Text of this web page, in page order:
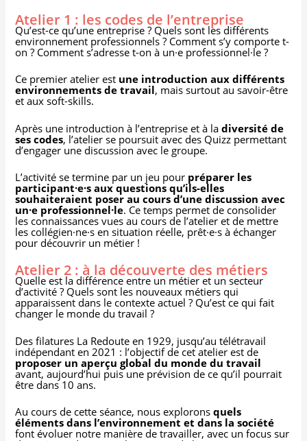
Atelier 1 : les codes de l’entreprise
Qu’est-ce qu’une entreprise ? Quels sont les différents
environnement professionnels ? Comment s’y comporte t-
on ? Comment s’adresse t-on à un·e professionnel·le ?
Ce premier atelier est une introduction aux différents
environnements de travail, mais surtout au savoir-être
et aux soft-skills.
Après une introduction à l’entreprise et à ladiversité de
ses codes, l’atelier se poursuit avec des Quizz permettant
d’engager une discussion avec le groupe.
L’activité se termine par un jeu pour préparer les
participant·e·s aux questions qu’ils-elles
souhaiteraient poser au cours d’une discussion avec
un·e professionnel·le. Ce temps permet de consolider
les connaissances vues au cours de l’atelier et de mettre
les collégien·ne·s en situation réelle, prêt·e·s à échanger
pour découvrir un métier !
Atelier 2 : à la découverte des métiers
Quelle est la différence entre un métier et un secteur
d’activité ? Quels sont les nouveaux métiers qui
apparaissent dans le contexte actuel ? Qu’est ce qui fait
changer le monde du travail ?
Des filatures La Redoute en 1929, jusqu’au télétravail
indépendant en 2021 : l’objectif de cet atelier est de
proposer un aperçu global du monde du travail
avant, aujourd’hui puis une prévision de ce qu’il pourrait
être dans 10 ans.
Au cours de cette séance, nous exploronsquels
éléments dans l’environnement et dans la société
font évoluer notre manière de travailler, avec un focus sur